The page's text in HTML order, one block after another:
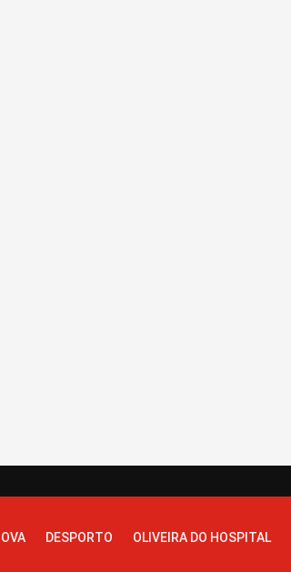
DESPORTO OLIVEIRA DO HOSPITAL